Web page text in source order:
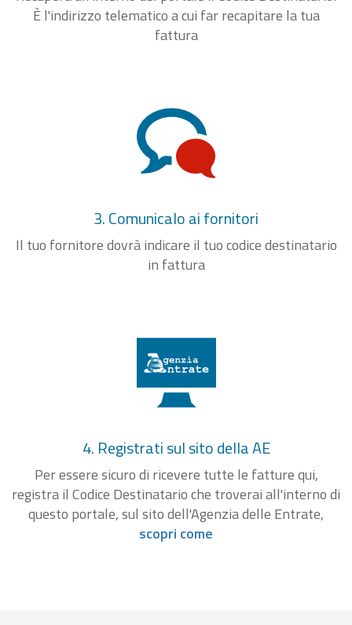
È l'indirizzo telematico a cui far recapitare la tua
fattura
3. Comunicalo ai fornitori
Il tuo fornitore dovrà indicare il tuo codice destinatario
in fattura
4. Registrati sul sito della AE
Per essere sicuro di ricevere tutte le fatture qui,
registra il Codice Destinatario che troverai all'interno di
questo portale, sul sito dell'Agenzia delle Entrate,
scopri come